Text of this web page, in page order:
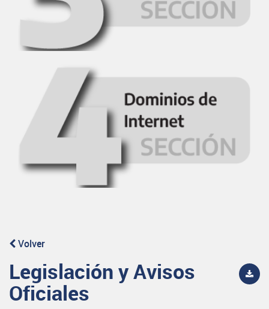
Volver
Legislación y Avisos
Oficiales